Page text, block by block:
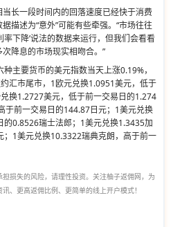
长一段时间内的回落速度已经快于消费
描述为“意外”可能有些牵强。“市场往往
下降’说法的数据来运行，但我们会看看
降息的市场现实相吻合。”
主要货币的美元指数当天上涨0.19%，
汇市尾市，1欧元兑换1.0951美元，低于
换1.2727美元，低于前一交易日的1.274
于前一交易日的144.87日元；1美元兑换
0.8526瑞士法郎；1美元兑换1.3435加
1美元兑换10.3322瑞典克朗，高于前一
损失的风险，请理性投资。关注柚子返佣网，为
、更高返佣比例、更简单的线上开户模式！